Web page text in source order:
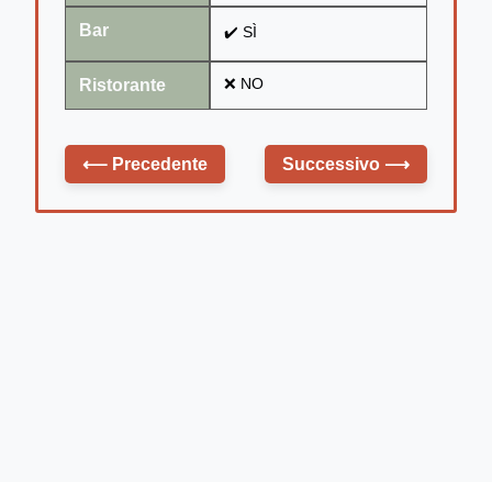
Bar ✔️ SÌ
Ristorante ❌ NO
⟵ Precedente Successivo ⟶